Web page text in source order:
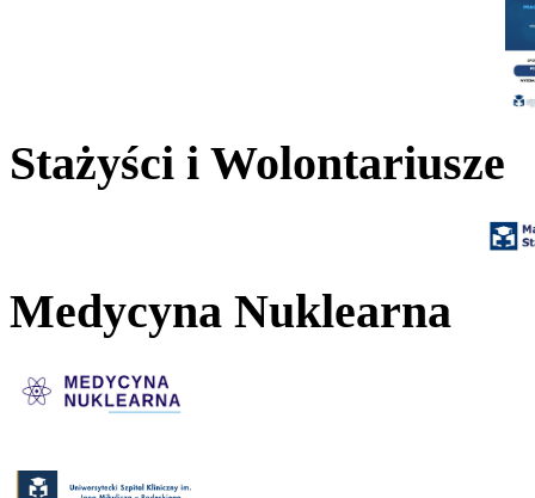
Stażyści i Wolontariusze
Medycyna Nuklearna